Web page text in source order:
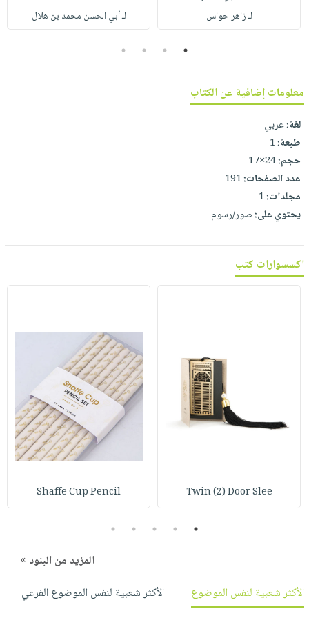
أطفال
فيديوهات
أسئلة
طرحها
خدمات
نيل
وفرات
انشر
كتابك
تواصل
معنا
نشرة
الإصدارات
لـ زاهر حواس
لـ أبي الحسن محمد بن هلال
1
2
3
4
معلومات إضافية عن الكتاب
لغة:عربي
طبعة:1
حجم:24×17
عدد الصفحات:191
مجلدات:1
يحتوي على:صور/رسوم
اكسسوارات كتب
Twin (2) Door Slee
Shaffe Cup Pencil
1
2
3
4
5
المزيد من البنود »
الأكثر شعبية لنفس الموضوع
الأكثر شعبية لنفس الموضوع الفرعي